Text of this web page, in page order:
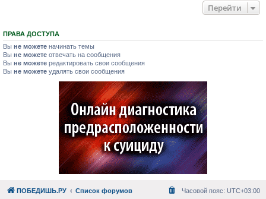
Перейти
ПРАВА ДОСТУПА
Вы не можете начинать темы
Вы не можете отвечать на сообщения
Вы не можете редактировать свои сообщения
Вы не можете удалять свои сообщения
ПОБЕДИШЬ.РУ Список форумов Часовой пояс: UTC+03:00